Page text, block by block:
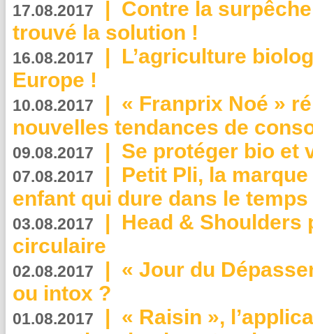
17.08.2017 | Contre la
trouvé la solution !
16.08.2017 | L’agriculture
Europe !
10.08.2017 | « Franprix Noé »
nouvelles tendances de
09.08.2017 | Se protéger bio et
07.08.2017 | Petit Pli, la
enfant qui dure dans le temps
03.08.2017 | Head & Shoulders
circulaire
02.08.2017 | « Jour du
ou intox ?
01.08.2017 | « Raisin »,